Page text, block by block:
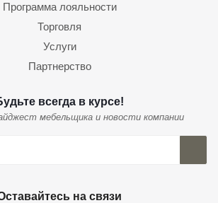
Программа лояльности
Торговля
Услуги
Партнерство
всегда в курсе!
мебельщика и новости компании
на связи